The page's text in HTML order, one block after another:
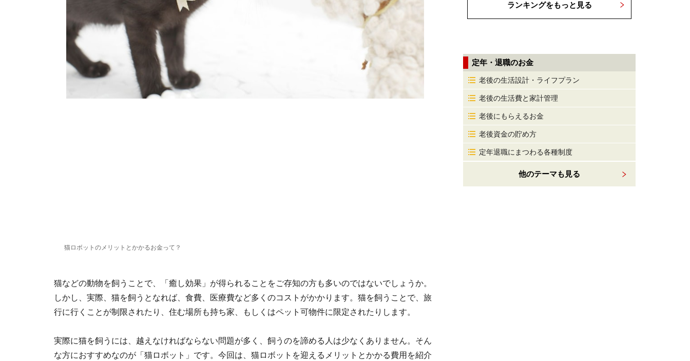
猫ロボットのメリットとかかるお金って？
猫などの動物を飼うことで、「癒し効果」が得られることをご存知の方も多いのではないでしょうか。
しかし、実際、猫を飼うとなれば、食費、医療費など多くのコストがかかります。猫を飼うことで、旅
行に行くことが制限されたり、住む場所も持ち家、もしくはペット可物件に限定されたりします。
実際に猫を飼うには、越えなければならない問題が多く、飼うのを諦める人は少なくありません。そん
な方におすすめなのが「猫ロボット」です。今回は、猫ロボットを迎えるメリットとかかる費用を紹介
ランキングをもっと見る
定年・退職のお金
老後の生活設計・ライフプラン
老後の生活費と家計管理
老後にもらえるお金
老後資金の貯め方
定年退職にまつわる各種制度
他のテーマも見る